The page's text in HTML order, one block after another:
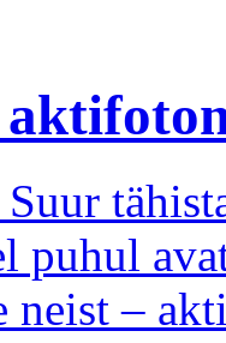
puhul
neist –